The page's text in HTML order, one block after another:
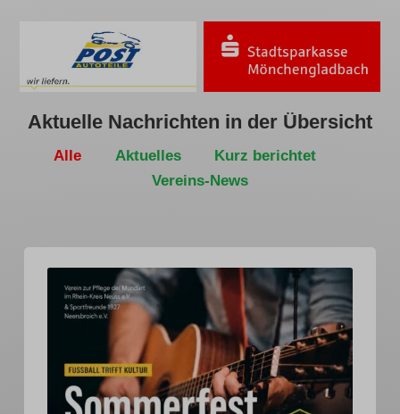
Aktuelle Nachrichten in der Übersicht
Alle Aktuelles
Kurz berichtet
Vereins-News